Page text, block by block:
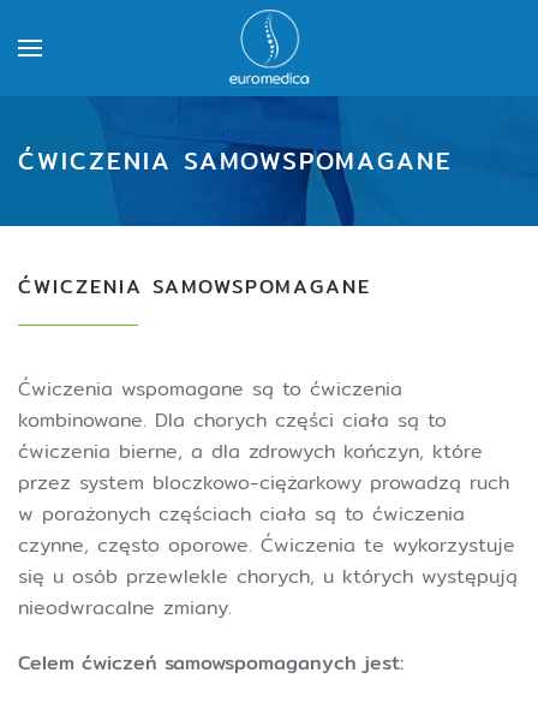
ĆWICZENIA SAMOWSPOMAGANE
ĆWICZENIA SAMOWSPOMAGANE
Ćwiczenia wspomagane są to ćwiczenia
kombinowane. Dla chorych części ciała są to
ćwiczenia bierne, a dla zdrowych kończyn, które
przez system bloczkowo-ciężarkowy prowadzą ruch
w porażonych częściach ciała są to ćwiczenia
czynne, często oporowe. Ćwiczenia te wykorzystuje
się u osób przewlekle chorych, u których występują
nieodwracalne zmiany.
Celem ćwiczeń samowspomaganych jest: